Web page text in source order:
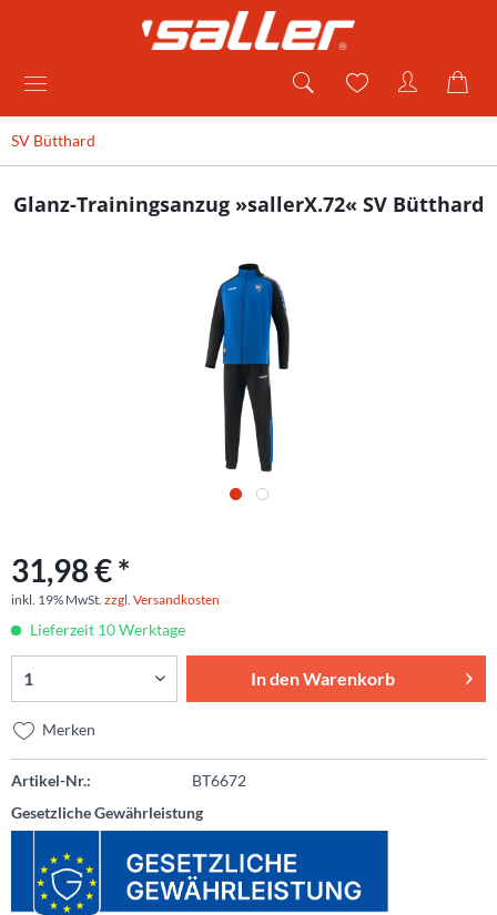
SV Bütthard
Glanz-Trainingsanzug »sallerX.72« SV Bütthard
31,98 € *
inkl. 19% MwSt. zzgl. Versandkosten
Lieferzeit 10 Werktage
In denWarenkorb
Merken
Artikel-Nr.:
BT6672
Gesetzliche Gewährleistung